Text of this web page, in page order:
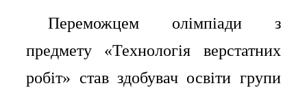
⠀⠀Переможцем олімпіади з
предмету «Технологія верстатних
робіт» став здобувач освіти групи